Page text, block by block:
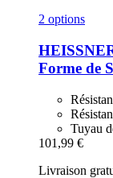
2 options
Forme de
Tuyau
101,99 €
Livraison